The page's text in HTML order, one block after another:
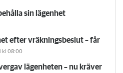
sin lägenhet
efter vräkningsbeslut – får
kl 08:00
lägenheten – nu kräver